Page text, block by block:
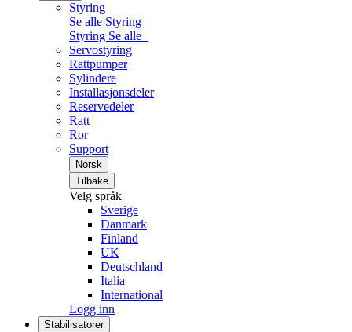
Styring
Se alle Styring
Styring Se alle
Servostyring
Rattpumper
Sylindere
Installasjonsdeler
Reservedeler
Ratt
Ror
Support
Norsk
Tilbake
Velg språk
Sverige
Danmark
Finland
UK
Deutschland
Italia
International
Logg inn
Stabilisatorer